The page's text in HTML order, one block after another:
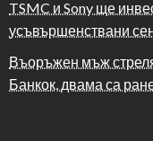
TSMC и Sony ще
усъвършенствани
Въоръжен мъж
Банкок, двама са